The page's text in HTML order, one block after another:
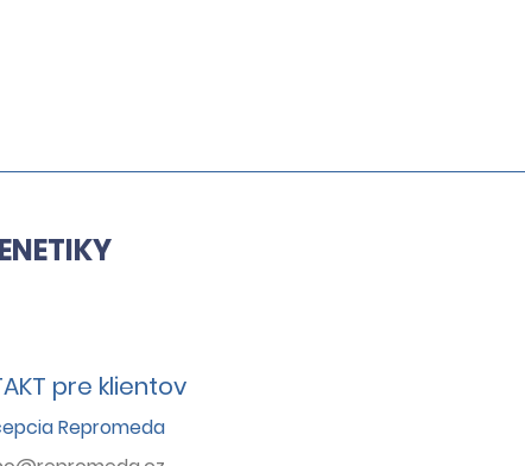
pre klientov
Repromeda